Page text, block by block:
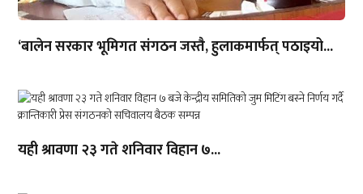
‘बालेन सरकार भूमिगत संगठन जस्तै, हुलाकमार्फत् पठाइयो...
यही श्रावणा २३ गते शनिवार विहान ७...